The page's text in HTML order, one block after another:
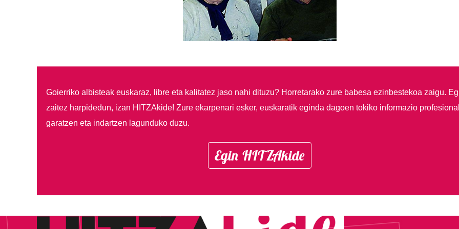
Goierriko albisteak euskaraz, libre eta kalitatez jaso nahi dituzu? Horretarako zure babesa ezinbestekoa zaigu.
zaitez harpidedun, izan HITZAkide! Zure ekarpenari esker, euskaratik eginda dagoen tokiko informazio
garatzen eta indartzen lagunduko duzu.
Egin HITZAkide